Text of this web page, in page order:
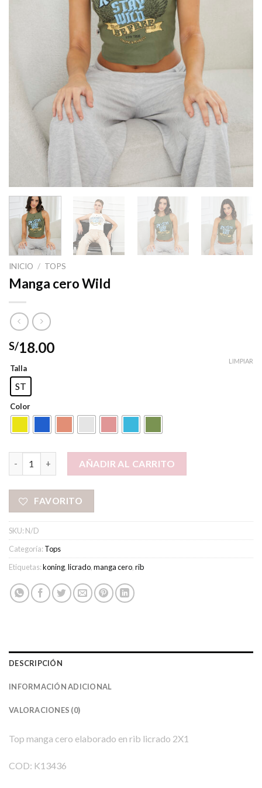
INICIO / TOPS
Manga cero Wild
S/18.00
Talla
ST
Color
LIMPIAR
Manga cero Wild cantidadAÑADIR AL CARRITO
FAVORITO
SKU: N/D
Categoría: Tops
Etiquetas:koning,licrado,manga cero,rib
DESCRIPCIÓN
INFORMACIÓN ADICIONAL
VALORACIONES (0)
Top manga cero elaborado en rib licrado 2X1
COD: K13436